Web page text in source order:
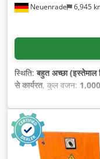
Neuenrade 6,945
स्थिति:बहुत अच्छा (इस्तेमाल
से कार्यरत, कुल वजन:
गति अनंत रूप से परिवर्तनीय,